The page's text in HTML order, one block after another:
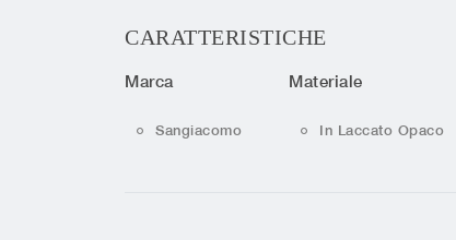
CARATTERISTICHE
Marca
Sangiacomo
Materiale
In Laccato Opaco